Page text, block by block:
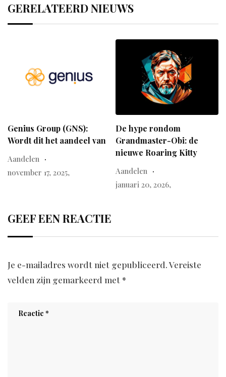
GERELATEERD NIEUWS
Genius Group (GNS):
Wordt dit het aandeel van
Aandelen
november 17, 2025,
De hype rondom
Grandmaster-Obi: de
nieuwe Roaring Kitty
Aandelen
januari 20, 2026,
GEEF EEN REACTIE
Je e-mailadres wordt niet gepubliceerd.Vereiste
velden zijn gemarkeerd met *